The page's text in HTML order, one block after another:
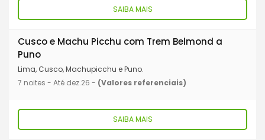
SAIBA MAIS
Cusco e Machu Picchu com Trem Belmond a
Puno
Lima, Cusco, Machupicchu e Puno.
7 noites - Até dez.26 - (Valores referenciais)
SAIBA MAIS